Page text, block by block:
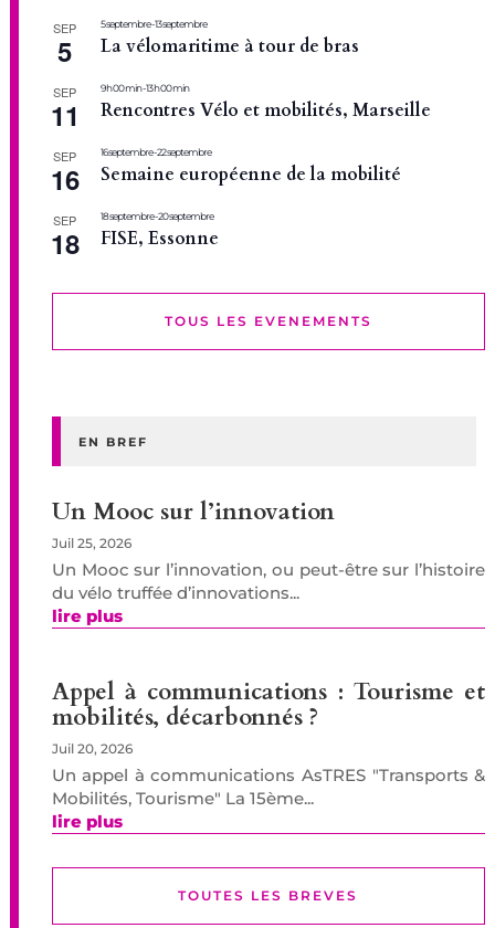
SEP
5
5 septembre-13 septembre
La vélomaritime à tour de bras
SEP
11
9 h 00 min-13 h 00 min
Rencontres Vélo et mobilités, Marseille
SEP
16
16 septembre-22 septembre
Semaine européenne de la mobilité
SEP
18
18 septembre-20 septembre
FISE, Essonne
TOUS LES EVENEMENTS
EN BREF
Un Mooc sur l’innovation
Juil 25, 2026
Un Mooc sur l’innovation, ou peut-être sur l’histoire
du vélo truffée d’innovations...
lire plus
Appel à communications : Tourisme et
mobilités, décarbonnés ?
Juil 20, 2026
Un appel à communications AsTRES "Transports &
Mobilités, Tourisme" La 15ème...
lire plus
TOUTES LES BREVES